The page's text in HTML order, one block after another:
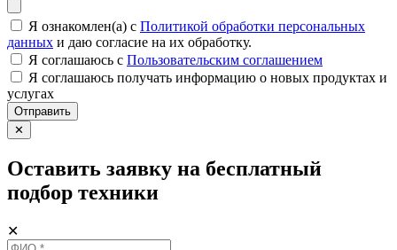
Я ознакомлен(а) с Политикой обработки персональных
данных и даю согласие на их обработку.
Я соглашаюсь c Пользовательским соглашением
Я соглашаюсь получать информацию о новых продуктах и
услугах
Отправить
✕
Оставить заявку на бесплатный
подбор техники
✕